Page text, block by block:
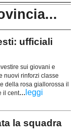
ufficiali
sui giovani e
nuovi rinforzi classe
della rosa giallorossa il
il cent... leggi
la squadra